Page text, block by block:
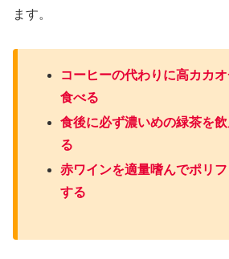
ます。
コーヒーの代わりに高カカ
食べる
食後に必ず濃いめの緑茶を
る
赤ワインを適量嗜んでポリ
する